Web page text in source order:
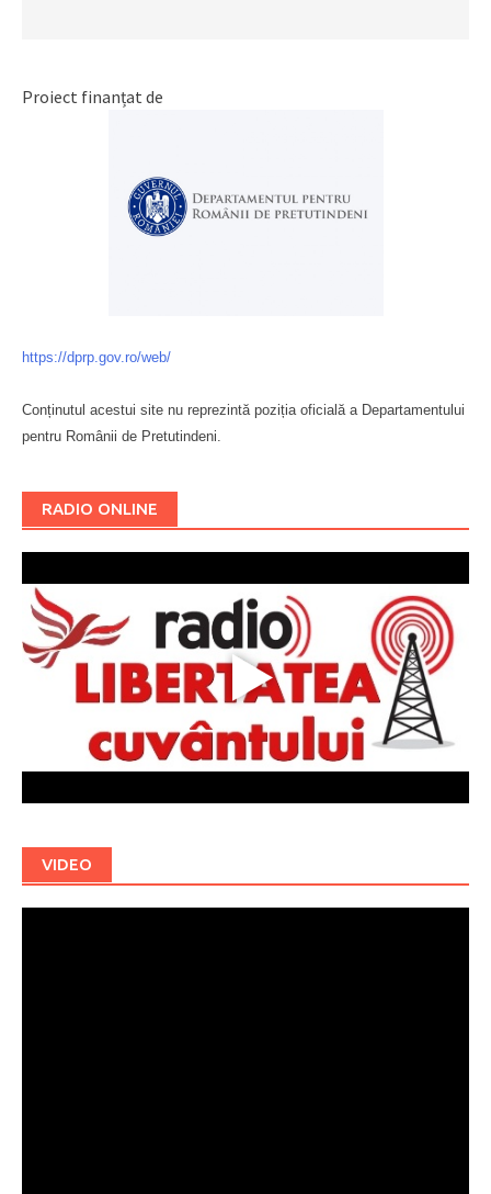
Proiect finanțat de
https://dprp.gov.ro/web/
Conținutul acestui site nu reprezintă poziția oficială a Departamentului
pentru Românii de Pretutindeni.
RADIO ONLINE
VIDEO